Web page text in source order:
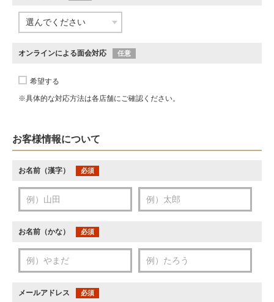
オンラインによる面会対応 任意
希望する
※具体的な対応方法は各店舗にご確認ください。
お客様情報について
お名前（漢字） 必須
お名前（かな） 必須
メールアドレス 必須